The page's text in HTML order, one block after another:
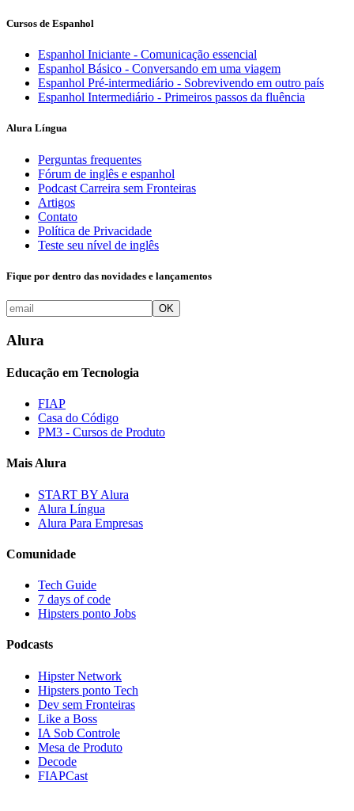
Cursos de Espanhol
Espanhol Iniciante - Comunicação essencial
Espanhol Básico - Conversando em uma viagem
Espanhol Pré-intermediário - Sobrevivendo em outro país
Espanhol Intermediário - Primeiros passos da fluência
Alura Língua
Perguntas frequentes
Fórum de inglês e espanhol
Podcast Carreira sem Fronteiras
Artigos
Contato
Política de Privacidade
Teste seu nível de inglês
Fique por dentro das novidades e lançamentos
OK
Alura
Educação em Tecnologia
FIAP
Casa do Código
PM3 - Cursos de Produto
Mais Alura
START BY Alura
Alura Língua
Alura Para Empresas
Comunidade
Tech Guide
7 days of code
Hipsters ponto Jobs
Podcasts
Hipster Network
Hipsters ponto Tech
Dev sem Fronteiras
Like a Boss
IA Sob Controle
Mesa de Produto
Decode
FIAPCast